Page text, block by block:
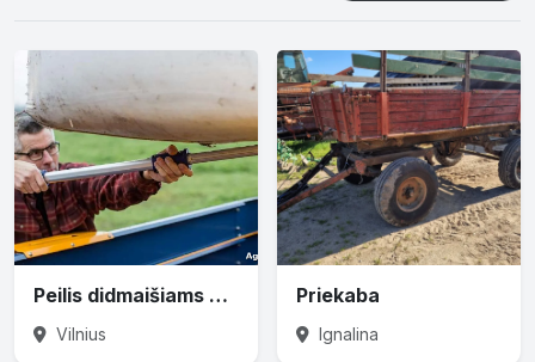
Peilis didmaišiams prapjauti
Vilnius
Priekaba
Ignalina